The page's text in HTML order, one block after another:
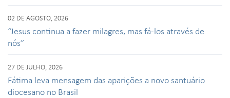
02 DE AGOSTO, 2026
“Jesus continua a fazer milagres, mas fá-los através de
nós”
27 DE JULHO, 2026
Fátima leva mensagem das aparições a novo santuário
diocesano no Brasil